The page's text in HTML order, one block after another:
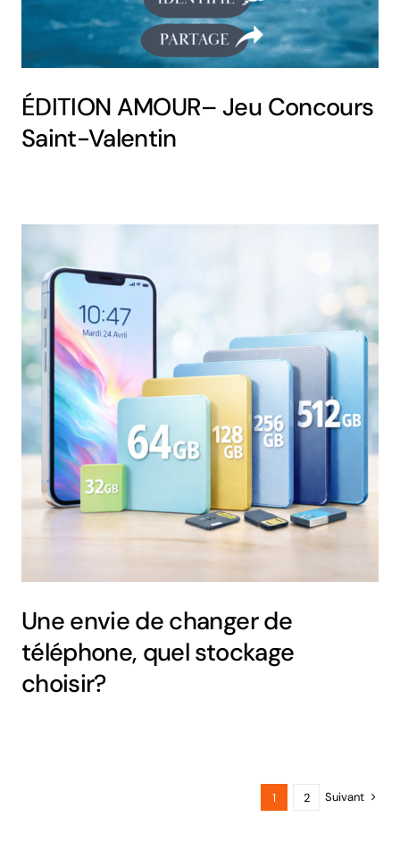
ÉDITION AMOUR– Jeu Concours
Saint-Valentin
Une envie de changer de
téléphone, quel stockage
choisir?
1 2 Suivant